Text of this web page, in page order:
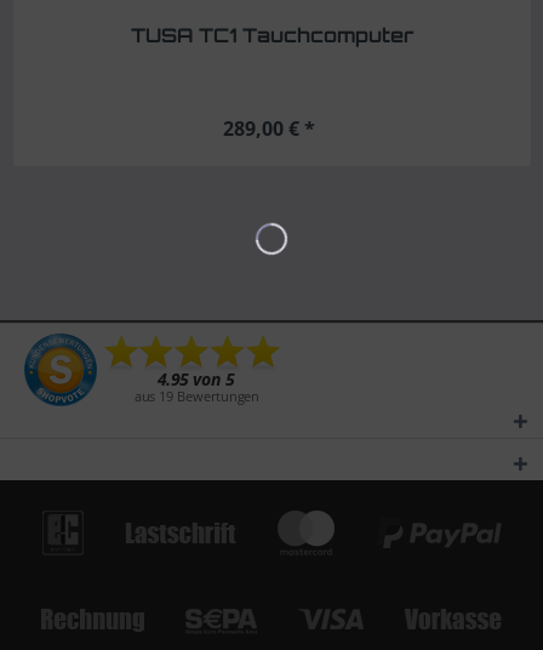
TUSA TC1 Tauchcomputer
289,00 € *